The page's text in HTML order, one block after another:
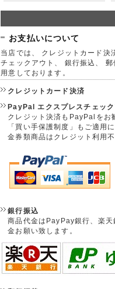
お支払いについて
当店では、 クレジットカード決
チェックアウト、 銀行振込、
用意しております。
クレジットカード決済
PayPal エクスプレスチェック
クレジット決済もPayPalをお
「買い手保護制度」もご適用
金券類商品はクレジット利用
銀行振込
商品代金はPayPay銀行、楽天
金お願い致します。